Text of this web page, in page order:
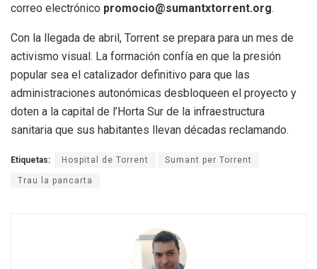
correo electrónico promocio@sumantxtorrent.org.
Con la llegada de abril, Torrent se prepara para un mes de
activismo visual. La formación confía en que la presión
popular sea el catalizador definitivo para que las
administraciones autonómicas desbloqueen el proyecto y
doten a la capital de l’Horta Sur de la infraestructura
sanitaria que sus habitantes llevan décadas reclamando.
Etiquetas: Hospital de Torrent Sumant per Torrent
Trau la pancarta